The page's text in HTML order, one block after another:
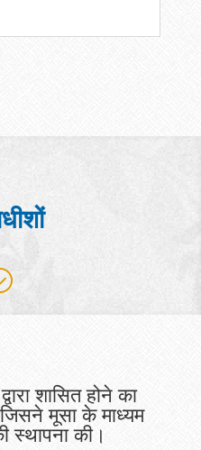
शासित होने का
जिसने मूसा के माध्यम
स्थापना की।